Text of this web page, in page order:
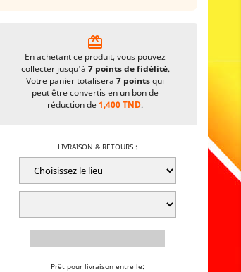
card_giftcard
En achetant ce produit, vous pouvez
collecter jusqu'à 7points de fidélité.
Votre panier totalisera7 pointsqui
peut être convertis en un bon de
réduction de1,400 TND.
LIVRAISON & RETOURS :
Prêt pour livraison entre le: